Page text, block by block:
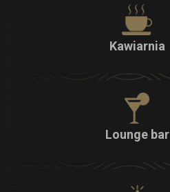
Kawiarnia
Lounge bar